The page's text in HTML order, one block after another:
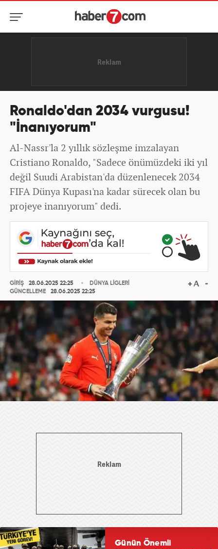
Ronaldo'dan 2034 vurgusu!
"İnanıyorum"
Al-Nassr'la 2 yıllık sözleşme imzalayan
Cristiano Ronaldo, "Sadece önümüzdeki iki yıl
değil Suudi Arabistan'da düzenlenecek 2034
FIFA Dünya Kupası'na kadar sürecek olan bu
projeye inanıyorum" dedi.
GİRİŞ
28.06.2025 22:25
GÜNCELLEME
28.06.2025 22:25
DÜNYA LİGLERİ